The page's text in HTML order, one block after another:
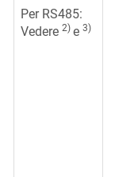
Per RS485:
Vedere 2) e 3)